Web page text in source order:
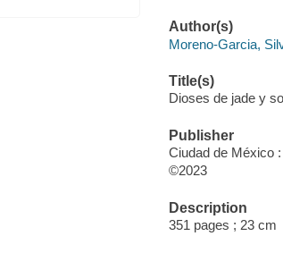
Author(s)
Moreno-Garcia,
Title(s)
Dioses de jade y
Publisher
Ciudad de México
©2023
Description
351 pages ; 23 cm